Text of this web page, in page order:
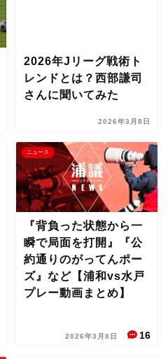
2026年Jリーグ戦術ト
レンドとは？西部謙司
さんに聞いてみた
2026年3月8日
ニュース
『背負った状態から一
瞬で局面を打開』『公
約通りのがってんポー
ズ』など【浦和vs水戸
プレー動画まとめ】
2026年3月8日 16